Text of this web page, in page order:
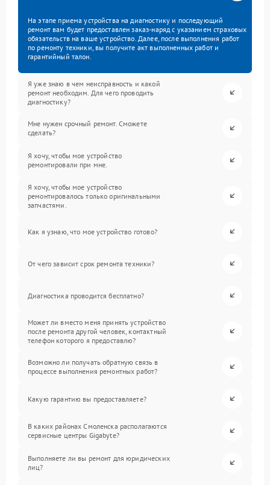
На этапе приема устройства на диагностику и последующий
ремонт вам будет предоставлен заказ-наряд с указанием страховых
обязательств на ваше устройство. Далее, после выполнения работ
по ремонту техники, вы получите акт выполненных работ и
гарантийный талон.
Я уже знаю в чем неисправность и какой
ремонт необходим. Для чего проводить
диагностику?
Мне нужен срочный ремонт. Сможете
сделать?
Я хочу, чтобы мое устройство
ремонтировали при мне.
Я хочу, чтобы мое устройство
ремонтировалось только оригинальными
запчастями.
Как я узнаю, что мое устройство готово?
От чего зависит срок ремонта техники?
Диагностика проводится бесплатно?
Может ли вместо меня принять устройство
после ремонта другой человек, контактный
телефон которого я предоставлю?
Возможно ли получать обратную связь в
процессе выполнения ремонтных работ?
Какую гарантию вы предоставляете?
В каких районах Смоленска располагаются
сервисные центры Gigabyte?
Выполняете ли вы ремонт для юридических
лиц?